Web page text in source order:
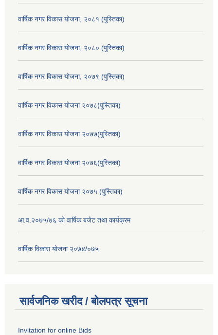
वार्षिक नगर विकास योजना, २०८१ (पुस्तिका)
वार्षिक नगर विकास योजना, २०८० (पुस्तिका)
वार्षिक नगर विकास योजना, २०७९ (पुस्तिका)
वार्षिक नगर विकास योजना २०७८(पुस्तिका)
वार्षिक नगर विकास योजना २०७७(पुस्तिका)
वार्षिक नगर विकास योजना २०७६(पुस्तिका)
वार्षिक नगर विकास योजना २०७५ (पुस्तिका)
आ.व.२०७५/७६ को वार्षिक बजेट तथा कार्यक्रम
वार्षिक विकास योजना २०७४/०७५
सार्वजनिक खरीद / बोलपत्र सूचना
Invitation for online Bids